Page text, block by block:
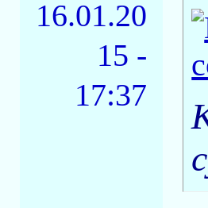
16.01.20
15 -
17:37